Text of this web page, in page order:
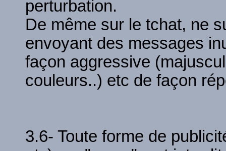
perturbation.
De même sur le tchat, ne
envoyant des messages
façon aggressive
couleurs..) etc de façon
3.6- Toute forme de